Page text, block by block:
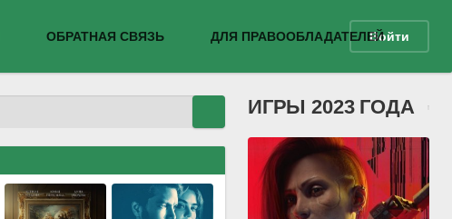
ОБРАТНАЯ СВЯЗЬ ДЛЯ ПРАВООБЛАДАТЕЛЕЙВойти
ИГРЫ 2023 ГОДА